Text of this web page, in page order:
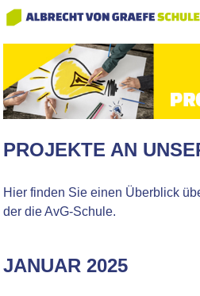
PROJEKTE AN
Hier finden Sie einen Überblick
der die AvG-Schule.
JANUAR 2025